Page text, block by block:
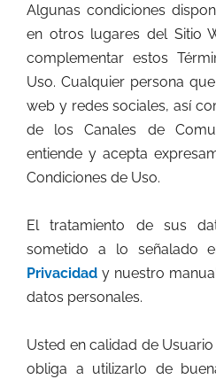
Algunas condiciones
en otros lugares del Sitio
complementar estos
Uso. Cualquier persona
web y redes sociales, así
de los Canales de
entiende y acepta
Condiciones de Uso.
El tratamiento de sus
sometido a lo señalado
Privacidad y nuestro
datos personales.
Usted en calidad de
obliga a utilizarlo de